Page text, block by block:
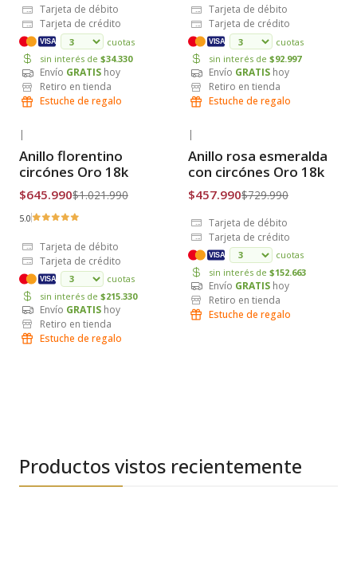
Tarjeta de débito
Tarjeta de crédito
VISA
cuotas
sin interés de $34.330
Envío GRATIS hoy
Retiro en tienda
Estuche de regalo
Tarjeta de débito
Tarjeta de crédito
VISA
cuotas
sin interés de $92.997
Envío GRATIS hoy
Retiro en tienda
Estuche de regalo
Envío Gratis
|
Anillo florentino
circónes Oro 18k
$645.990$1.021.990
5.0
Tarjeta de débito
Tarjeta de crédito
VISA
cuotas
sin interés de $215.330
Envío GRATIS hoy
Retiro en tienda
Estuche de regalo
Envío Gratis
|
Anillo rosa esmeralda
con circónes Oro 18k
$457.990$729.990
Tarjeta de débito
Tarjeta de crédito
VISA
cuotas
sin interés de $152.663
Envío GRATIS hoy
Retiro en tienda
Estuche de regalo
Productos vistos recientemente